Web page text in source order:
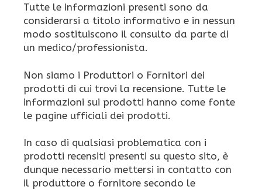
Tutte le informazioni presenti sono da
considerarsi a titolo informativo e in nessun
modo sostituiscono il consulto da parte di
un medico/professionista.
Non siamo i Produttori o Fornitori dei
prodotti di cui trovi la recensione. Tutte le
informazioni sui prodotti hanno come fonte
le pagine ufficiali dei prodotti.
In caso di qualsiasi problematica con i
prodotti recensiti presenti su questo sito, è
dunque necessario mettersi in contatto con
il produttore o fornitore secondo le